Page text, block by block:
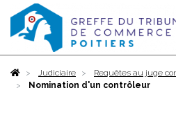
AccueilJudiciaire
Requêtes au juge
Nomination d'un contrôleur